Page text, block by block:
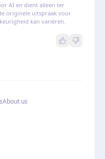
AI en dient alleen ter
originele uitspraak voor
kan variëren.
About us